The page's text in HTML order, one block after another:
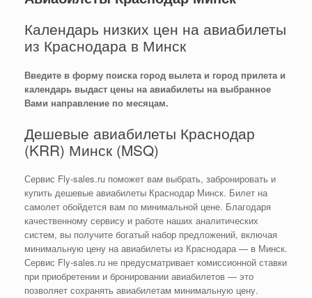
Календарь низких цен на авиабилеты
из Краснодара в Минск
Введите в форму поиска город вылета и город прилета и
календарь выдаст цены на авиабилеты на выбранное
Вами направление по месяцам.
Дешевые авиабилеты Краснодар
(KRR) Минск (MSQ)
Сервис Fly-sales.ru поможет вам выбрать, забронировать и
купить дешевые авиабилеты Краснодар Минск. Билет на
самолет обойдется вам по минимальной цене. Благодаря
качественному сервису и работе наших аналитических
систем, вы получите богатый набор предложений, включая
минимальную цену на авиабилеты из Краснодара — в Минск.
Сервис Fly-sales.ru не предусматривает комиссионной ставки
при приобретении и бронировании авиабилетов — это
позволяет сохранять авиабилетам минимальную цену.